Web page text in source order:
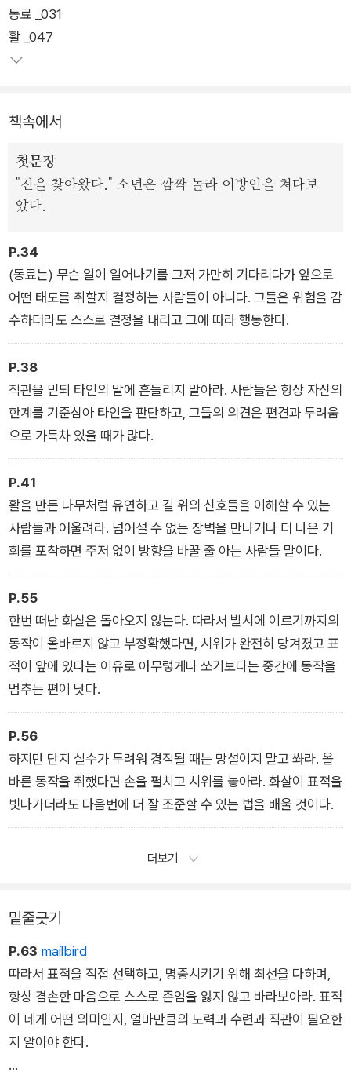
야기만은 아니다. 혜안을 가진 독자라면 시처럼 풍부한 은유 속에
담긴 인생의 지혜, 의미 있는 삶을 위한 마음가짐에 대한 메시지
를 읽어낼 수 있을 것이다.
데콤포스텔라 순례 여행 이후 대표작 『연금술사』와 『순례자』를
썼듯, 다시 한번 자신의 구체적이고 생생한 경험에서 우러나온 깨
달음과 삶의 진리를 전한다. 『연금술사』의 양치기 청년 산티아고
가 긴 여정 끝에 자아의 신화를 찾아가듯, 독자는 『아처』에 담긴
혼의 평정에 이르고, 마침내 우아하고 현명하게 인생을 살아갈 수
있는 ‘마음 수련법’을 발견해낼 것이다.
동료 _031
활 _047
책속에서
첫문장
"진을 찾아왔다." 소년은 깜짝 놀라 이방인을 쳐다보
았다.
P.34
(동료는) 무슨 일이 일어나기를 그저 가만히 기다리다가 앞으로
어떤 태도를 취할지 결정하는 사람들이 아니다. 그들은 위험을 감
수하더라도 스스로 결정을 내리고 그에 따라 행동한다.
P.38
직관을 믿되 타인의 말에 흔들리지 말아라. 사람들은 항상 자신의
한계를 기준삼아 타인을 판단하고, 그들의 의견은 편견과 두려움
으로 가득차 있을 때가 많다.
P.41
활을 만든 나무처럼 유연하고 길 위의 신호들을 이해할 수 있는
사람들과 어울려라. 넘어설 수 없는 장벽을 만나거나 더 나은 기
회를 포착하면 주저 없이 방향을 바꿀 줄 아는 사람들 말이다.
P.55
한번 떠난 화살은 돌아오지 않는다. 따라서 발시에 이르기까지의
동작이 올바르지 않고 부정확했다면, 시위가 완전히 당겨졌고 표
적이 앞에 있다는 이유로 아무렇게나 쏘기보다는 중간에 동작을
멈추는 편이 낫다.
P.56
하지만 단지 실수가 두려워 경직될 때는 망설이지 말고 쏴라. 올
바른 동작을 취했다면 손을 펼치고 시위를 놓아라. 화살이 표적을
빗나가더라도 다음번에 더 잘 조준할 수 있는 법을 배울 것이다.
더보기
밑줄긋기
P.63 mailbird
따라서 표적을 직접 선택하고, 명중시키기 위해 최선을 다하며,
항상 겸손한 마음으로 스스로 존엄을 잃지 않고 바라보아라. 표적
이 네게 어떤 의미인지, 얼마만큼의 노력과 수련과 직관이 필요한
지 알아야 한다.